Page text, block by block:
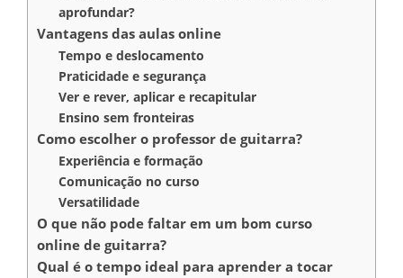
aprofundar?
Vantagens das aulas online
Tempo e deslocamento
Praticidade e segurança
Ver e rever, aplicar e recapitular
Ensino sem fronteiras
Como escolher o professor de guitarra?
Experiência e formação
Comunicação no curso
Versatilidade
O que não pode faltar em um bom curso
online de guitarra?
Qual é o tempo ideal para aprender a tocar